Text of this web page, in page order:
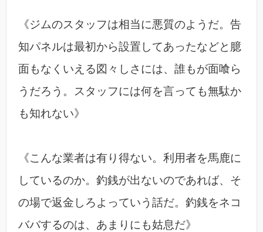
《ジムのスタッフは相当に悪質のようだ。告
知パネルは最初から設置してあったなどと臆
面もなくいえる図々しさには、誰もが面喰ら
うだろう。スタッフには何を言っても無駄か
も知れない》
《こんな業者は有り得ない。利用者を馬鹿に
しているのか。釣銭が出ないのであれば、そ
の場で返金しろよっていう話だ。釣銭をネコ
ババするのは、あまりにも姑息だ》